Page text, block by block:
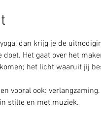
dan krijg je de
Het gaat over het
het licht waaruit jij
vooral ook: verlangzaming.
stilte en met muziek.